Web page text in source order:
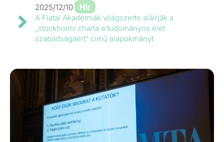
2025/12/10 Hír
A Fiatal Akadémiák világszerte aláírják a
„stockholmi charta a tudományos élet
szabadságáért” című alapokmányt